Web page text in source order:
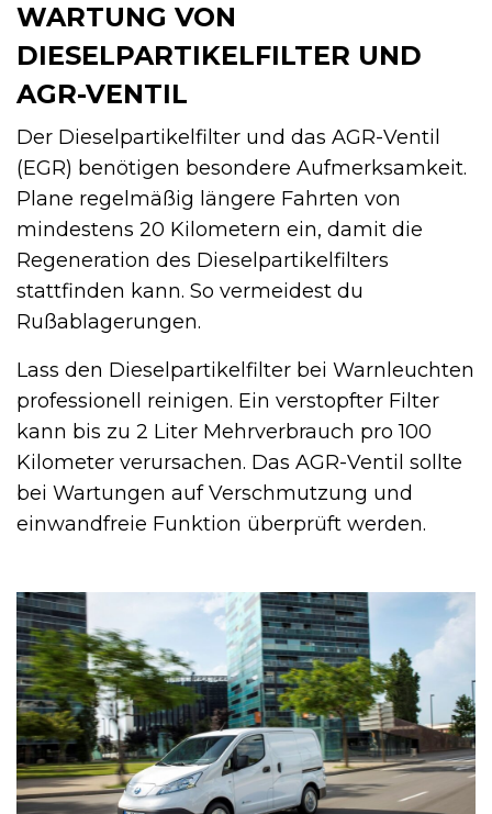
WARTUNG VON
DIESELPARTIKELFILTER UND
AGR-VENTIL
Der Dieselpartikelfilter und das AGR-Ventil
(EGR) benötigen besondere Aufmerksamkeit.
Plane regelmäßig längere Fahrten von
mindestens 20 Kilometern ein, damit die
Regeneration des Dieselpartikelfilters
stattfinden kann. So vermeidest du
Rußablagerungen.
Lass den Dieselpartikelfilter bei Warnleuchten
professionell reinigen. Ein verstopfter Filter
kann bis zu 2 Liter Mehrverbrauch pro 100
Kilometer verursachen. Das AGR-Ventil sollte
bei Wartungen auf Verschmutzung und
einwandfreie Funktion überprüft werden.